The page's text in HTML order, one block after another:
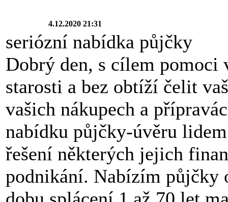
4.12.2020 21:31
seriózní nabídka půjčky
Dobrý den, s cílem pomoci
starosti a bez obtíží čelit
vašich nákupech a
nabídku půjčky-úvěru
řešení některých jejich
podnikání. Nabízím půjčky